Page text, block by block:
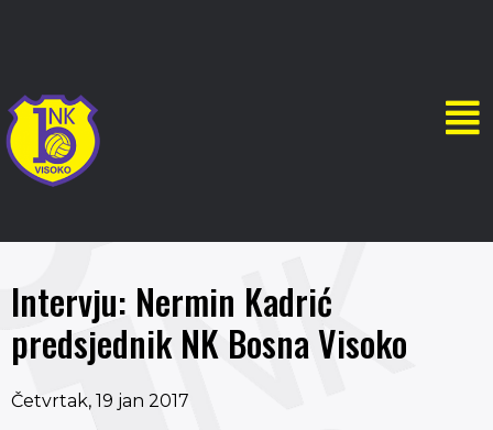
Intervju: Nermin Kadrić
predsjednik NK Bosna Visoko
Četvrtak, 19 jan 2017